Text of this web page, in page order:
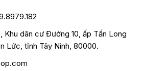
Khu dân cư Đường 10, ấp Tấn Long
Lức, tỉnh Tây Ninh, 80000.